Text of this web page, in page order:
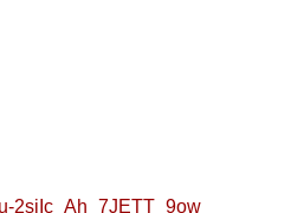
2sjIc_Ah_7JETT_9ow